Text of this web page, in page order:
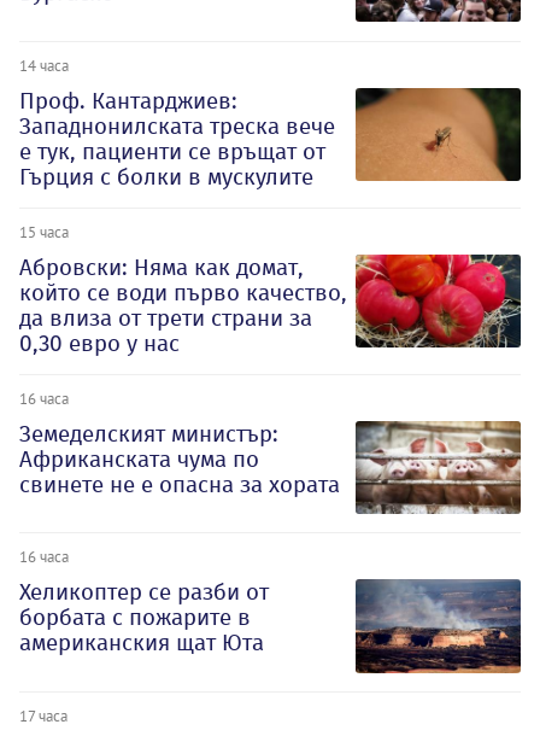
14 часа
Проф. Кантарджиев:
Западнонилската треска вече
е тук, пациенти се връщат от
Гърция с болки в мускулите
15 часа
Абровски: Няма как домат,
който се води първо качество,
да влиза от трети страни за
0,30 евро у нас
16 часа
Земеделският министър:
Африканската чума по
свинете не е опасна за хората
16 часа
Хеликоптер се разби от
борбата с пожарите в
американския щат Юта
17 часа